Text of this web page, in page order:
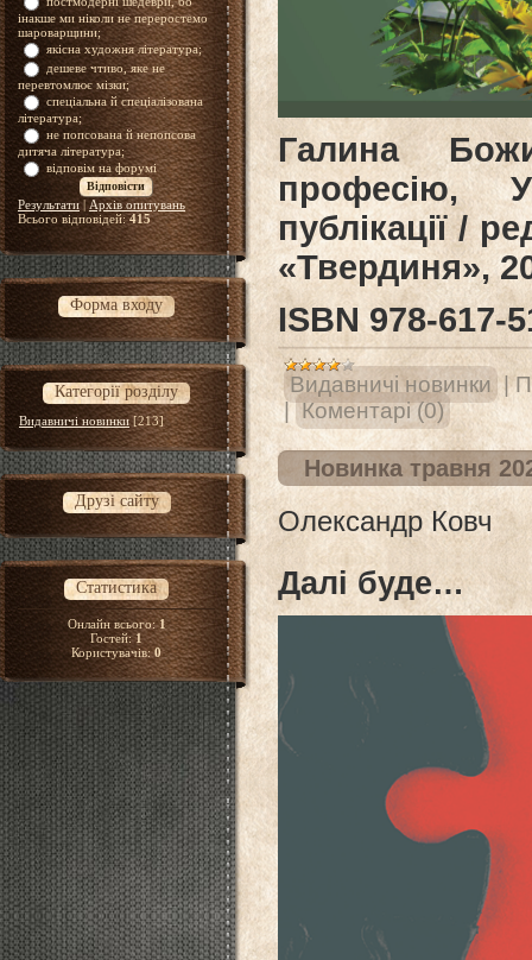
інакше ми ніколи не переростемо
шароварщини;
якісна художня література;
дешеве чтиво, яке не
перевтомлює мізки;
спеціальна й спеціалізована
література;
не попсована й непопсова
дитяча література;
відповім на форумі
Результати|Архів опитувань
Всього відповідей:415
Форма входу
Категорії розділу
Видавничі новинки [213]
Друзі сайту
Статистика
Онлайн всього:1
Гостей:1
Користувачів:0
Галина
професію,
публікації /
«Твердиня»,
ISВN 978-617-
Видавничі новинки |
| Коментарі (0)
Новинка травня
Олександр Ковч
Далі буде…